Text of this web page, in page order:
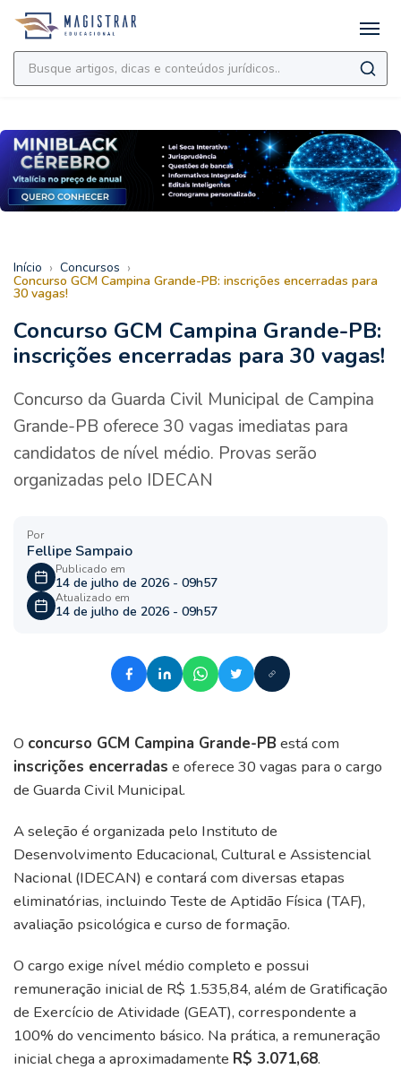
Início › Concursos ›
Concurso GCM Campina Grande-PB: inscrições encerradas para
30 vagas!
Concurso GCM Campina Grande-PB:
inscrições encerradas para 30 vagas!
Concurso da Guarda Civil Municipal de Campina
Grande-PB oferece 30 vagas imediatas para
candidatos de nível médio. Provas serão
organizadas pelo IDECAN
Por
Fellipe Sampaio
Publicado em
14 de julho de 2026 - 09h57
Atualizado em
14 de julho de 2026 - 09h57
O concurso GCM Campina Grande-PB está com
inscrições encerradas e oferece 30 vagas para o cargo
de Guarda Civil Municipal.
A seleção é organizada pelo Instituto de
Desenvolvimento Educacional, Cultural e Assistencial
Nacional (IDECAN) e contará com diversas etapas
eliminatórias, incluindo Teste de Aptidão Física (TAF),
avaliação psicológica e curso de formação.
O cargo exige nível médio completo e possui
remuneração inicial de R$ 1.535,84, além de Gratificação
de Exercício de Atividade (GEAT), correspondente a
100% do vencimento básico. Na prática, a remuneração
inicial chega a aproximadamente R$ 3.071,68.